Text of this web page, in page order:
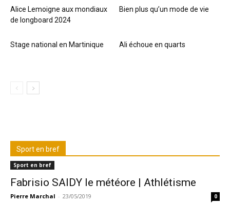
Alice Lemoigne aux mondiaux
de longboard 2024
Bien plus qu’un mode de vie
Stage national en Martinique Ali échoue en quarts
Sport en bref
Sport en bref
Fabrisio SAIDY le météore | Athlétisme
Pierre Marchal - 23/05/2019 0